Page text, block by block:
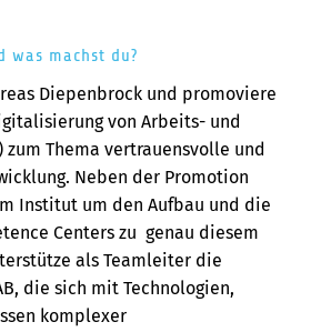
was machst du?
Diepenbrock und promoviere
von Arbeits- und
) zum Thema vertrauensvolle und
Neben der Promotion
Institut um den Aufbau und die
Centers zu genau diesem
als Teamleiter die
, die sich mit Technologien,
komplexer